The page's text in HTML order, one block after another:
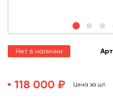
Нет в наличии Арт
118 000 ₽ Цена за шт.